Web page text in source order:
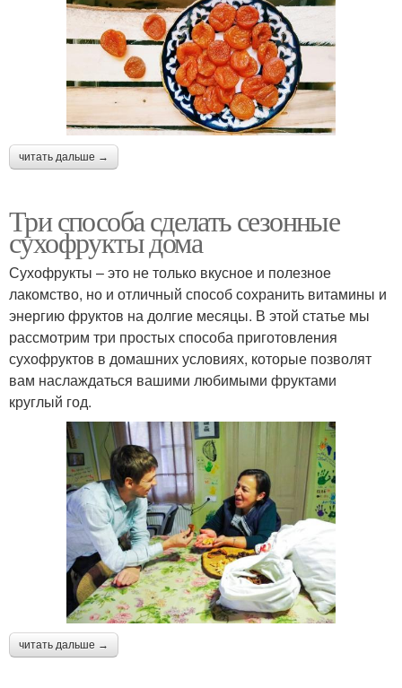
читать дальше →
Три способа сделать сезонные
сухофрукты дома
Сухофрукты – это не только вкусное и полезное
лакомство, но и отличный способ сохранить витамины и
энергию фруктов на долгие месяцы. В этой статье мы
рассмотрим три простых способа приготовления
сухофруктов в домашних условиях, которые позволят
вам наслаждаться вашими любимыми фруктами
круглый год.
читать дальше →